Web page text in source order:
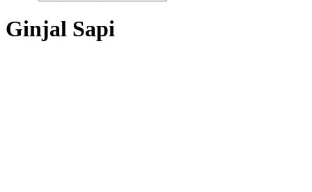
Ginjal Sapi